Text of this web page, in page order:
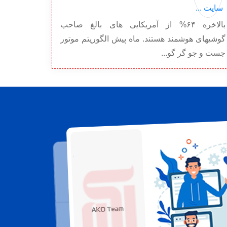
بالاخره ۶۴% از آمریکایی های بالغ صاحب
گوشیهای هوشمند هستند. ماه پیش الگوریتم موتور
جست و جو گر گو...